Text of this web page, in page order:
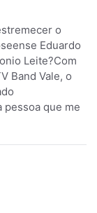
o
Eduardo
Leite?Com
Band Vale, o
pessoa que me